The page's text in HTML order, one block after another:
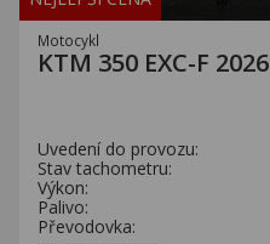
Motocykl
KTM 350 EXC-F 2026
Uvedení do provozu:
Stav tachometru:
Výkon:
Palivo:
Převodovka: